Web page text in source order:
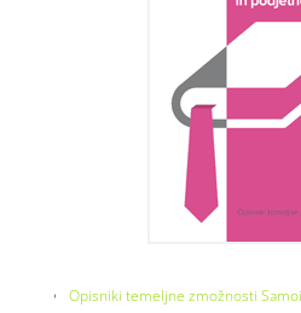
Opisniki temeljne zmožnosti